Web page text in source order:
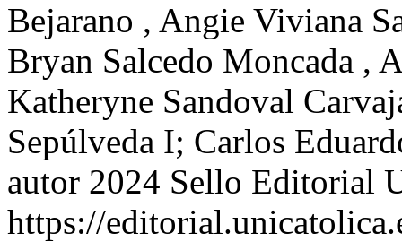
Bejarano , Angie Viviana
Bryan Salcedo Moncada ,
Katheryne Sandoval
Sepúlveda I; Carlos
autor 2024 Sello Editorial
https://